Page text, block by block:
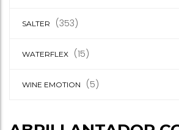
SALTER (353)
WATERFLEX (15)
WINE EMOTION (5)